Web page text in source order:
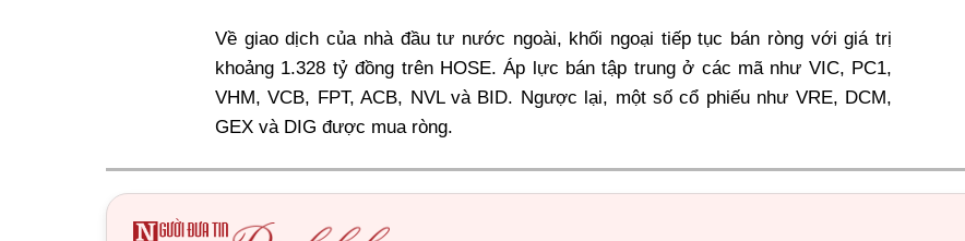
Về giao dịch của nhà đầu tư nước ngoài, khối ngoại tiếp tục bán ròng với giá trị
khoảng 1.328 tỷ đồng trên HOSE. Áp lực bán tập trung ở các mã như VIC, PC1,
VHM, VCB, FPT, ACB, NVL và BID. Ngược lại, một số cổ phiếu như VRE, DCM,
GEX và DIG được mua ròng.